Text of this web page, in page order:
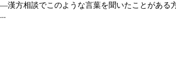
方相談でこのような言葉を聞いたことがあ